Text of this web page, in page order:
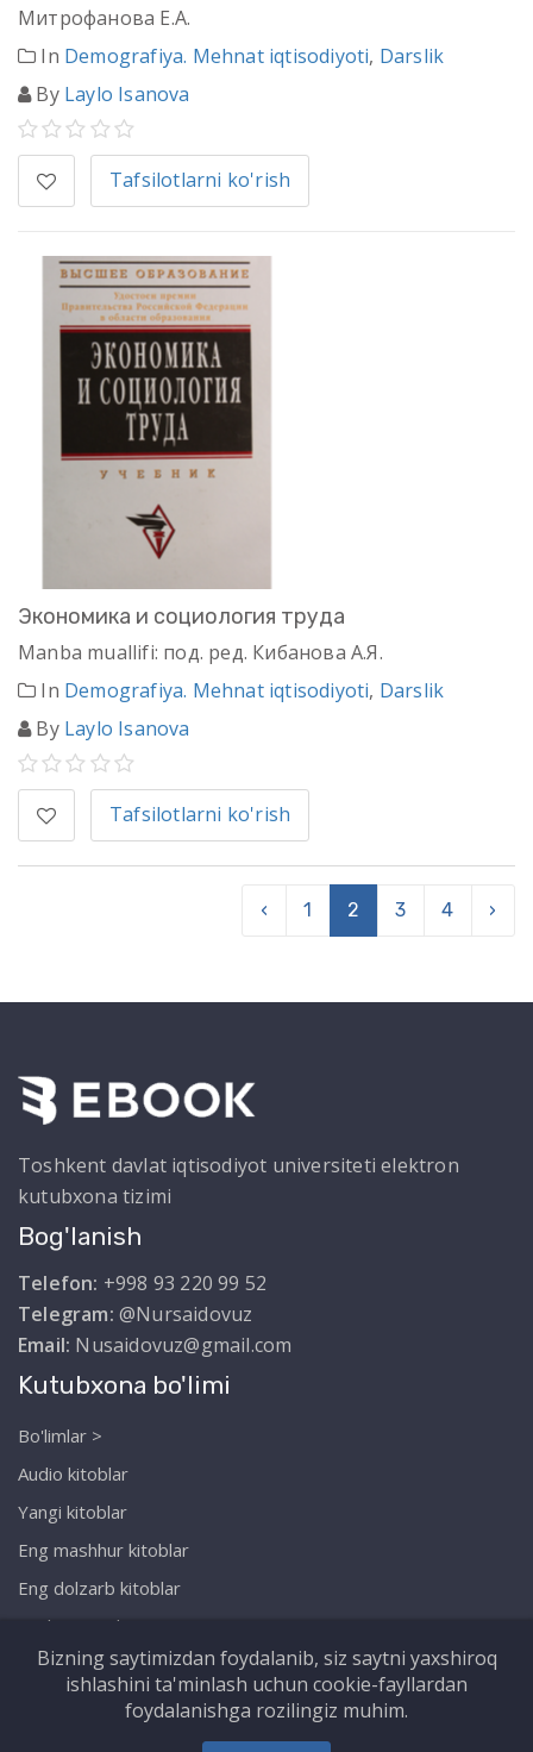
Митрофанова Е.А.
In Demografiya. Mehnat iqtisodiyoti, Darslik
By Laylo Isanova
Tafsilotlarni ko'rish
Экономика и социология труда
Manba muallifi: под. ред. Кибанова А.Я.
In Demografiya. Mehnat iqtisodiyoti, Darslik
By Laylo Isanova
Tafsilotlarni ko'rish
‹ 1 2 3 4 ›
Toshkent davlat iqtisodiyot universiteti elektron
kutubxona tizimi
Bog'lanish
Telefon: +998 93 220 99 52
Telegram: @Nursaidovuz
Email: Nusaidovuz@gmail.com
Kutubxona bo'limi
Bo'limlar >
Audio kitoblar
Yangi kitoblar
Eng mashhur kitoblar
Eng dolzarb kitoblar
Biz haqimizda
Copyright © Nursaidov.uz. Barcha huquqlar
Bizning saytimizdan foydalanib, siz saytni yaxshiroq
ishlashini ta'minlash uchun cookie-fayllardan
foydalanishga rozilingiz muhim.